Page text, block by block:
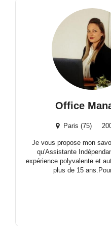
Office
Paris (75)
Je vous propose mon
qu'Assistante
expérience polyvalente et
plus de 15 ans.